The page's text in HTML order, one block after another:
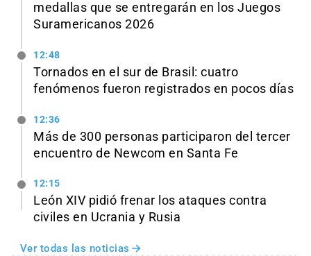
medallas que se entregarán en los Juegos
Suramericanos 2026
12:48
Tornados en el sur de Brasil: cuatro
fenómenos fueron registrados en pocos días
12:36
Más de 300 personas participaron del tercer
encuentro de Newcom en Santa Fe
12:15
León XIV pidió frenar los ataques contra
civiles en Ucrania y Rusia
Ver todas las noticias